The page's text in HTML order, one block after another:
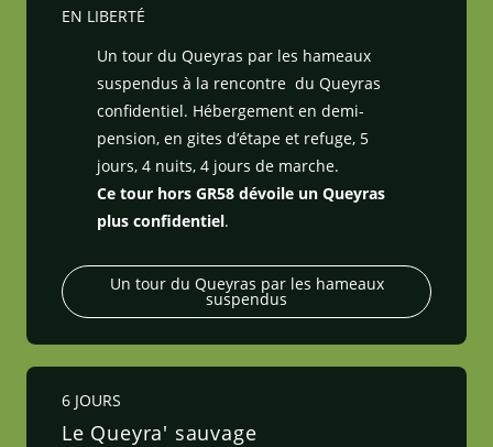
EN LIBERTÉ
Un tour du Queyras par les hameaux
suspendus à la rencontre du Queyras
confidentiel. Hébergement en demi-
pension, en gites d’étape et refuge, 5
jours, 4 nuits, 4 jours de marche.
Ce tour hors GR58 dévoile un Queyras
plus confidentiel.
Un tour du Queyras par les hameaux
suspendus
6 JOURS
Le Queyra' sauvage